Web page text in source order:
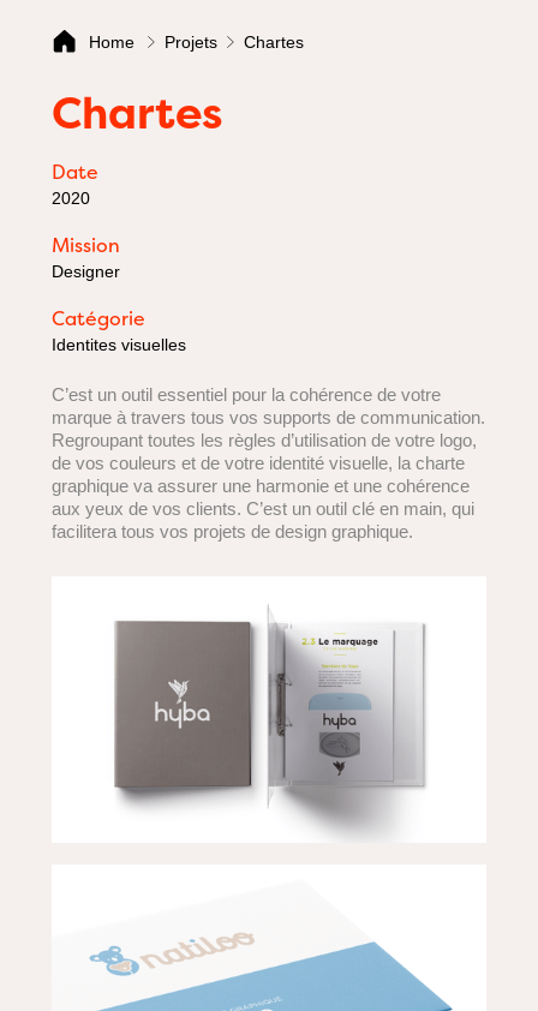
Home Projets Chartes
Chartes
Date
2020
Mission
Designer
Catégorie
Identites visuelles
C’est un outil essentiel pour la cohérence de votre
marque à travers tous vos supports de communication.
Regroupant toutes les règles d’utilisation de votre logo,
de vos couleurs et de votre identité visuelle, la charte
graphique va assurer une harmonie et une cohérence
aux yeux de vos clients. C’est un outil clé en main, qui
facilitera tous vos projets de design graphique.